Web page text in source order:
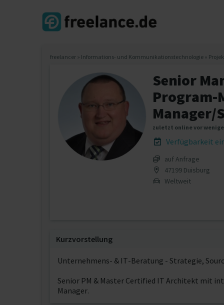
freelancer » Informations- und Kommunikationstechnologie »
Senior
Program-
Manager/
zuletzt online vor
Verfügbarkeit
auf Anfrage
47199 Duisburg
Weltweit
Kurzvorstellung
Unternehmens- & IT-Beratung - Strategie,
Senior PM & Master Certified IT Architekt mit
Manager.